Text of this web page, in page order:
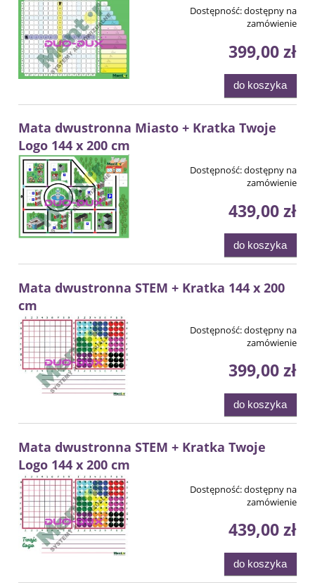
Dostępność:dostępny na
zamówienie
399,00 zł
do koszyka
Mata dwustronna Miasto + Kratka Twoje
Logo 144 x 200 cm
Dostępność:dostępny na
zamówienie
439,00 zł
do koszyka
Mata dwustronna STEM + Kratka 144 x 200
cm
Dostępność:dostępny na
zamówienie
399,00 zł
do koszyka
Mata dwustronna STEM + Kratka Twoje
Logo 144 x 200 cm
Dostępność:dostępny na
zamówienie
439,00 zł
do koszyka